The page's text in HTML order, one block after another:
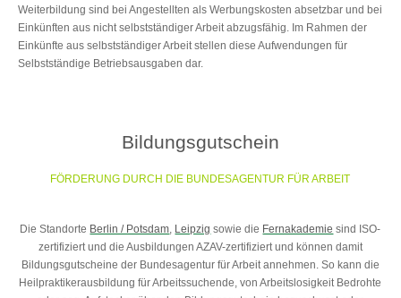
Weiterbildung sind bei Angestellten als Werbungskosten absetzbar und bei
Einkünften aus nicht selbstständiger Arbeit abzugsfähig. Im Rahmen der
Einkünfte aus selbstständiger Arbeit stellen diese Aufwendungen für
Selbstständige Betriebsausgaben dar.
Bildungsgutschein
FÖRDERUNG DURCH DIE BUNDESAGENTUR FÜR ARBEIT
Die Standorte Berlin / Potsdam, Leipzig sowie die Fernakademie sind ISO-
zertifiziert und die Ausbildungen AZAV-zertifiziert und können damit
Bildungsgutscheine der Bundesagentur für Arbeit annehmen. So kann die
Heilpraktikerausbildung für Arbeitssuchende, von Arbeitslosigkeit Bedrohte